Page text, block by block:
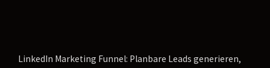
LinkedIn Marketing Funnel: Planbare Leads generieren,